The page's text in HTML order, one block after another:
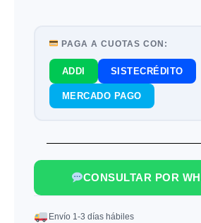
PAGA A CUOTAS CON:
ADDI SISTECRÉDITO
MERCADO PAGO
CONSULTAR POR
Envío 1-3 días hábiles